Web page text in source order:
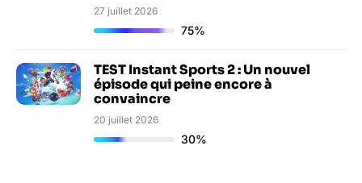
27 juillet 2026
75%
TEST Instant Sports 2 : Un nouvel
épisode qui peine encore à
convaincre
20 juillet 2026
30%